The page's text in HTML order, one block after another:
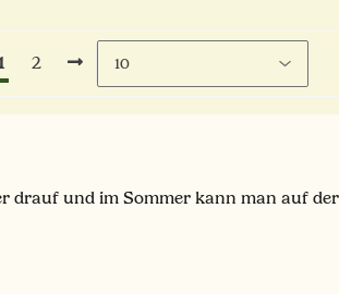
2
und im Sommer kann man auf der